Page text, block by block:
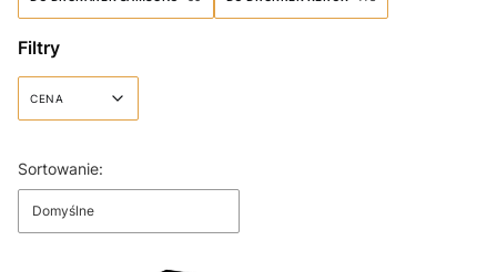
Filtry
CENA
Lista produktów
Sortowanie:
Domyślne